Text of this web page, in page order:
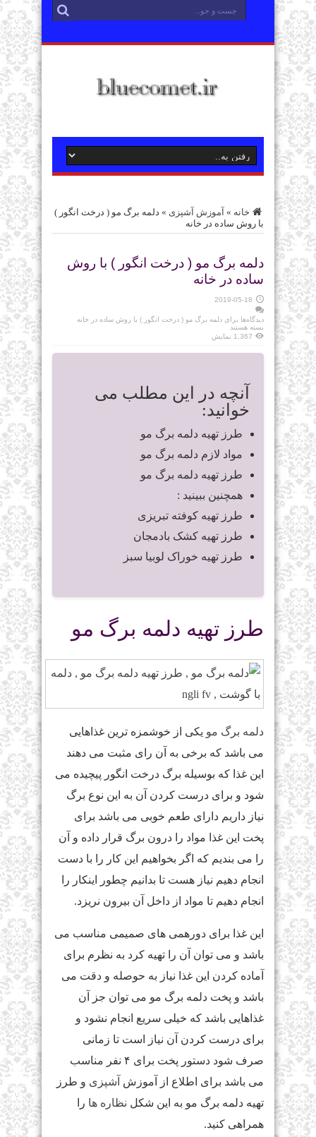
خانه » آموزش آشپزی » دلمه برگ مو ( درخت انگور )
با روش ساده در خانه
دلمه برگ مو ( درخت انگور ) با روش
ساده در خانه
2019-05-18
دیدگاه‌ها برای دلمه برگ مو ( درخت انگور ) با روش ساده در خانه
بسته هستند
1,367 نمایش
آنچه در این مطلب می
خوانید:
طرز تهیه دلمه برگ مو
مواد لازم دلمه برگ مو
طرز تهیه دلمه برگ مو
همچنین ببینید :
طرز تهیه کوفته تبریزی
طرز تهیه کشک بادمجان
طرز تهیه خوراک لوبیا سبز
طرز تهیه دلمه برگ مو
دلمه برگ مو یکی از خوشمزه ترین غذاهایی
می باشد که برخی به آن رای مثبت می دهند
این غذا که بوسیله برگ درخت انگور پیچیده می
شود و برای درست کردن آن به این نوع برگ
نیاز داریم دارای طعم خوبی می باشد برای
پخت این غذا مواد را درون برگ قرار داده و آن
را می بندیم که اگر بخواهیم این کار را با دست
انجام دهیم نیاز هست تا بدانیم چطور اینکار را
انجام دهیم تا مواد از داخل آن بیرون نریزد.
این غذا برای دورهمی های صمیمی مناسب می
باشد و می توان آن را تهیه کرد به نظرم برای
آماده کردن این غذا نیاز به حوصله و دقت می
باشد و پخت دلمه برگ مو می توان جز آن
غذاهایی باشد که خیلی سریع انجام نشود و
برای درست کردن آن نیاز است تا زمانی
صرف شود دستور پخت برای ۴ نفر مناسب
می باشد برای اطلاع از آموزش آشپزی و طرز
تهیه دلمه برگ مو به این شکل نظاره ها را
همراهی کنید.